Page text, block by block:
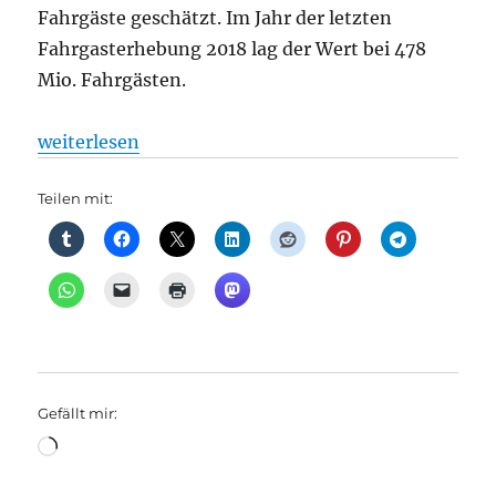
Fahrgäste geschätzt. Im Jahr der letzten
Fahrgasterhebung 2018 lag der Wert bei 478
Mio. Fahrgästen.
„Fast eine halbe Milliarde Menschen fahren mit
weiterlesen
Teilen mit:
Gefällt mir:
Wird